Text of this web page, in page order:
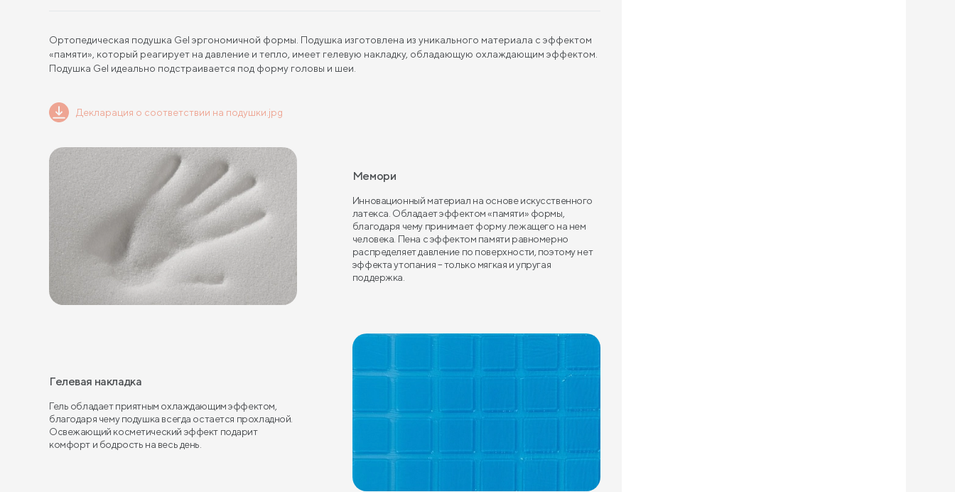
Ортопедическая подушка Gel эргономичной формы. Подушка изготовлена из уникального материала с эффектом
«памяти», который реагирует на давление и тепло, имеет гелевую накладку, обладающую охлаждающим эффектом.
Подушка Gel идеально подстраивается под форму головы и шеи.
Декларация о соответствии на подушки.jpg
Мемори
Инновационный материал на основе искусственного
латекса. Обладает эффектом «памяти» формы,
благодаря чему принимает форму лежащего на нем
человека. Пена с эффектом памяти равномерно
распределяет давление по поверхности, поэтому нет
эффекта утопания – только мягкая и упругая
поддержка.
Гелевая накладка
Гель обладает приятным охлаждающим эффектом,
благодаря чему подушка всегда остается прохладной.
Освежающий косметический эффект подарит
комфорт и бодрость на весь день.